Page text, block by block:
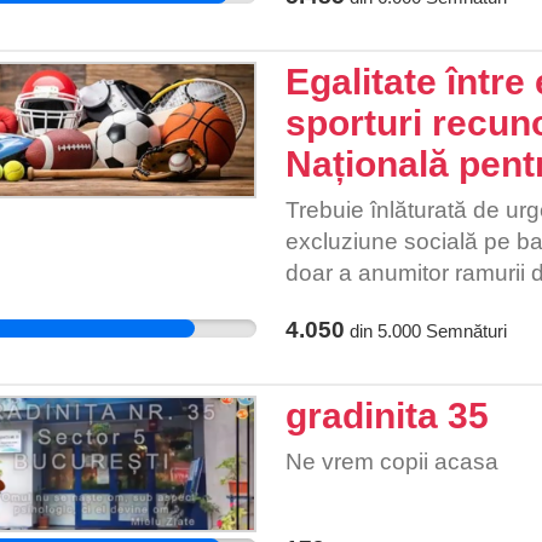
copiilor noștri!
Egalitate între
sporturi
Națională
Trebuie înlăturată de
excluziune socială pe
doar a anumitor ramurii
Sport. Sportul joacă un
și spiritual. Este partea
timpului liber pentru
armonioasă. Atenția
4.050 din 5.000Semnături
gradinita 35
Ne vrem copii acasa